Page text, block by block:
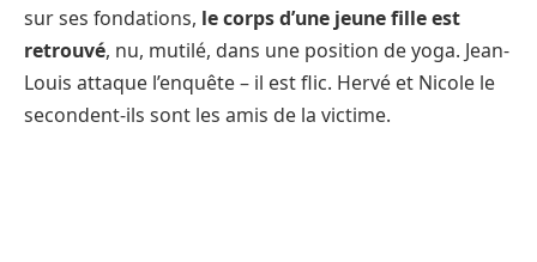
sur ses fondations, le corps d’une jeune fille est
retrouvé, nu, mutilé, dans une position de yoga. Jean-
Louis attaque l’enquête – il est flic. Hervé et Nicole le
secondent-ils sont les amis de la victime.